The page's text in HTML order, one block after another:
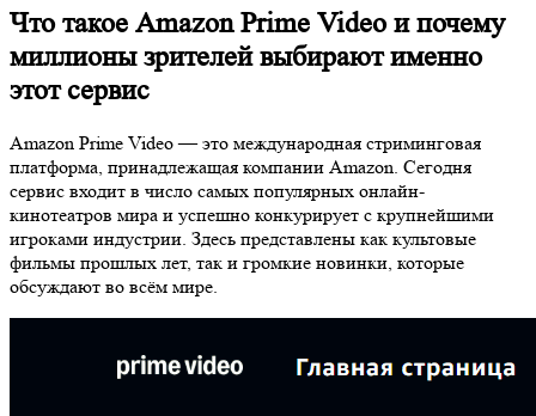
Что такое Amazon Prime Video и почему
миллионы зрителей выбирают именно
этот сервис
Amazon Prime Video — это международная стриминговая
платформа, принадлежащая компании Amazon. Сегодня
сервис входит в число самых популярных онлайн-
кинотеатров мира и успешно конкурирует с крупнейшими
игроками индустрии. Здесь представлены как культовые
фильмы прошлых лет, так и громкие новинки, которые
обсуждают во всём мире.